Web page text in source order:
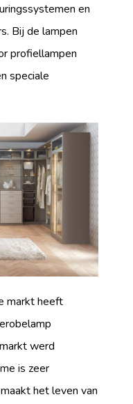
en
Bij de lampen
profiellampen
speciale
markt heeft
werd
is zeer
het leven van